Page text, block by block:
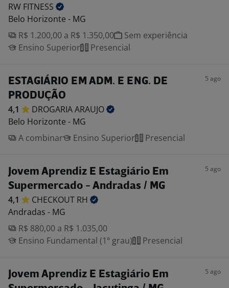
RW FITNESS
Belo Horizonte - MG
R$ 1.200,00 a R$ 1.350,00
Sem experiência
Ensino Superior
Presencial
ESTAGIÁRIO EM ADM. E ENG. DE
PRODUÇÃO
5 ago
4,1 DROGARIAARAUJO
Belo Horizonte - MG
A combinar
Ensino Superior Presencial
Jovem Aprendiz E Estagiário Em
Supermercado - Andradas / MG
5 ago
4,1 CHECKOUT RH
Andradas - MG
R$ 880,00 a R$ 1.035,00
Ensino Fundamental (1º grau)
Presencial
Jovem Aprendiz E Estagiário Em
5 ago